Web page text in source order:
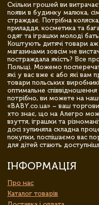
Скільки грошей ви
появи в будинку малюка,
страждає. Потрібна
приладдя, косметика та
одяг та іграшки молоді
Коштують дитячі товари
магазинами зовсім не
постраждала якість? Все
Польщі. Можемо
які у вас вже є або які вам
товари польських
оптимальне
потрібно, ви можете на
«BABY.co.ua» – ваш
хто знає, що на Алегро
взуття, іграшки та
досі зупиняла складна
покупки, поспішаємо вас
для дітей стають
ІНФОРМАЦІЯ
Про нас
Каталог товарів